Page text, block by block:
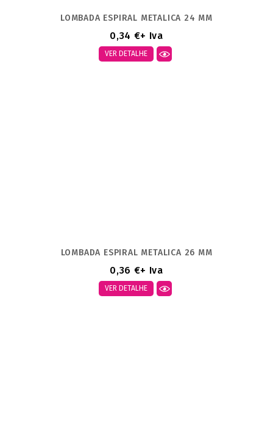
LOMBADA ESPIRAL METALICA 24 MM
0,34 €+ Iva
VER DETALHE
LOMBADA ESPIRAL METALICA 26 MM
0,36 €+ Iva
VER DETALHE